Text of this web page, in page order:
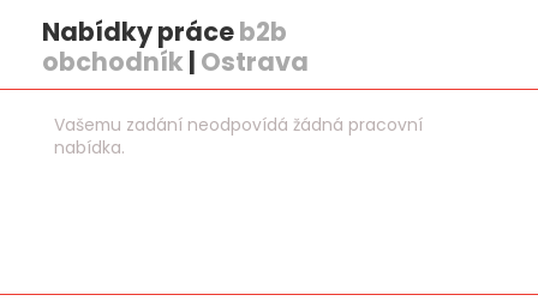
Nabídky práceb2b
obchodník | Ostrava
Vašemu zadání neodpovídá žádná pracovní
nabídka.